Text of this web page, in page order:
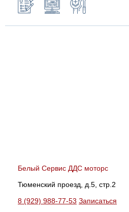
Белый Сервис ДДС моторс
Тюменский проезд, д.5, стр.2
8 (929) 988-77-53 Записаться